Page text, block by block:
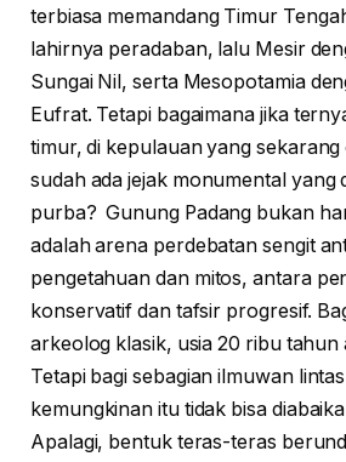
terbiasa memandang Timur
lahirnya peradaban, lalu Mesir
Sungai Nil, serta Mesopotamia
Eufrat. Tetapi bagaimana jika
timur, di kepulauan yang sekarang
sudah ada jejak monumental yang
purba? Gunung Padang bukan
adalah arena perdebatan sengit
pengetahuan dan mitos, antara
konservatif dan tafsir progresif.
arkeolog klasik, usia 20 ribu tahun
Tetapi bagi sebagian ilmuwan
kemungkinan itu tidak bisa
Apalagi, bentuk teras-teras